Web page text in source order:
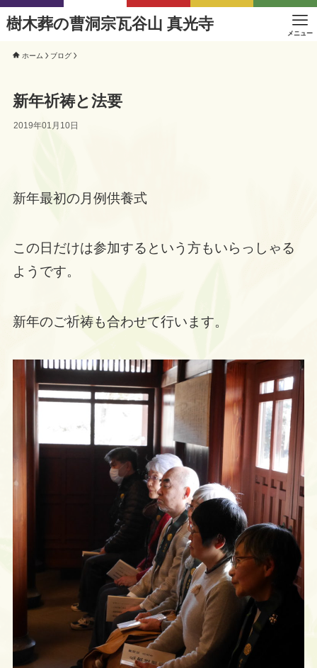
樹木葬の曹洞宗瓦谷山 真光寺
メニュー
ホーム ブログ
新年祈祷と法要
2019年01月10日
新年最初の月例供養式
この日だけは参加するという方もいらっしゃる
ようです。
新年のご祈祷も合わせて行います。